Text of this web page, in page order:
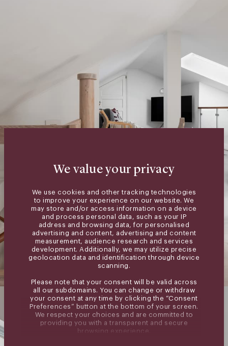
We value your privacy
We use cookies and other tracking technologies
to improve your experience on our website. We
may store and/or access information on a device
and process personal data, such as your IP
address and browsing data, for personalised
advertising and content, advertising and content
measurement, audience research and services
development. Additionally, we may utilize precise
geolocation data and identification through device
scanning.
Please note that your consent will be valid across
all our subdomains. You can change or withdraw
your consent at any time by clicking the “Consent
Preferences” button at the bottom of your screen.
We respect your choices and are committed to
providing you with a transparent and secure
browsing experience.